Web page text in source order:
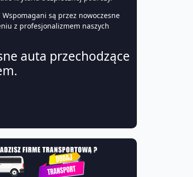
są przez nowoczesne
z profesjonalizmem naszych
auta przechodzące